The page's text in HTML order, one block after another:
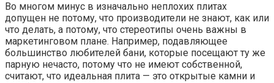
Во многом минус в изначально неплохих плитах
допущен не потому, что производители не знают, как или
что делать, а потому, что стереотипы очень важны в
маркетинговом плане. Например, подавляющее
большинство любителей бани, которые посещают ту же
парную нечасто, потому что не имеют собственной,
считают, что идеальная плита — это открытые камни и